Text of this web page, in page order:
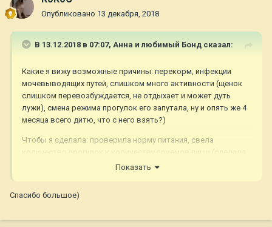
Опубликовано 13 декабря, 2018
В 13.12.2018 в 07:07, Анна и любимый Бонд сказал:
Какие я вижу возможные причины: перекорм, инфекции
мочевыводящих путей, слишком много активности (щенок
слишком перевозбуждается, не отдыхает и может дуть
лужи), смена режима прогулок его запутала, ну и опять же 4
месяца всего дитю, что с него взять?)
Чтобы я сделала: проверила норму питания, свела
количество прогулок к количеству приемов пищи (сделала
бы к примеру три прогулки длинные, остальные просто
Показать
Спасибо большое)